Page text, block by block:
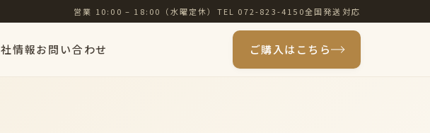
営業 10:00 – 18:00（水曜定休） TEL 072-823-4150全国発送対応
情報お問い合わせ ご購入はこちら